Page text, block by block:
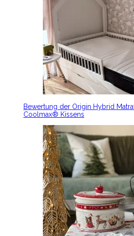
Bewertung der Origin Hybrid
Coolmax® Kissens